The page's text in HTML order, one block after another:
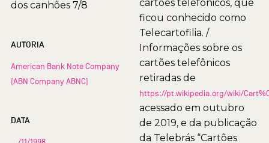
dos canhões 7/8
AUTORIA
American Bank Note Company
(ABN Company ABNC)
DATA
cartões telefônicos, que
ficou conhecido como
Telecartofilia. /
Informações sobre os
cartões telefônicos
retiradas de
https://pt.wikipedia.org/wiki/
acessado em outubro
de 2019, e da publicação
da Telebrás “Cartões